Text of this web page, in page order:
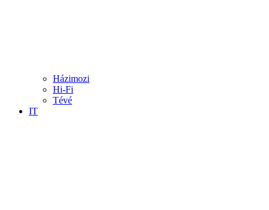
Házimozi
Hi-Fi
Tévé
IT